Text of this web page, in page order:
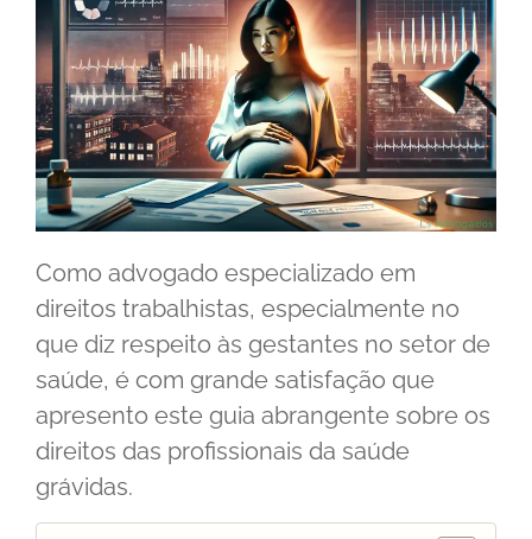
Como advogado especializado em
direitos trabalhistas, especialmente no
que diz respeito às gestantes no setor de
saúde, é com grande satisfação que
apresento este guia abrangente sobre os
direitos das profissionais da saúde
grávidas.